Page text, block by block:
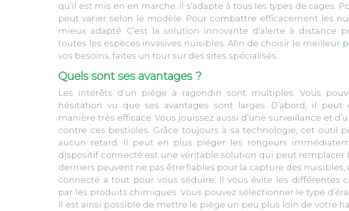
qu’il est mis en en marche. Il s’adapte à tous les types de cages.
peut varier selon le modèle. Pour combattre efficacement les
mieux adapté. C’est la solution innovante d’alerte à distance
toutes les espèces invasives nuisibles. Afin de choisir le meilleur
vos besoins, faites un tour sur des sites spécialisés.
Quels sont ses avantages ?
Les intérêts d’un piège à ragondin sont multiples. Vous
hésitation vu que ses avantages sont larges. D’abord, il
manière très efficace. Vous jouissez aussi d’une surveillance et
contre ces bestioles. Grâce toujours à sa technologie, cet outil
aucun retard. Il peut en plus piéger les rongeurs
dispositif connecté est une véritable solution qui peut remplacer
derniers peuvent ne pas être fiables pour la capture des nuisibles,
connecté a tout pour vous séduire. Il vous évite les différentes
par les produits chimiques. Vous pouvez sélectionner le type
Il est ainsi possible de mettre le piège un peu plus loin de votre